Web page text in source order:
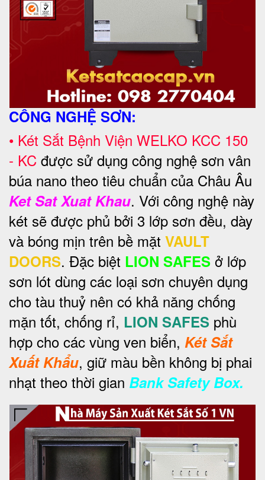
CÔNG NGHỆ SƠN:
• Két Sắt Bệnh Viện WELKO KCC 150
- KC được sử dụng công nghệ sơn vân
búa nano theo tiêu chuẩn của Châu Âu
Ket Sat Xuat Khau. Với công nghệ này
két sẽ được phủ bởi 3 lớp sơn đều, dày
và bóng mịn trên bề mặt VAULT
DOORS. Đặc biệt LION SAFES ở lớp
sơn lót dùng các loại sơn chuyên dụng
cho tàu thuỷ nên có khả năng chống
mặn tốt, chống rỉ, LION SAFES phù
hợp cho các vùng ven biển, Két Sắt
Xuất Khẩu, giữ màu bền không bị phai
nhạt theo thời gian Bank Safety Box.